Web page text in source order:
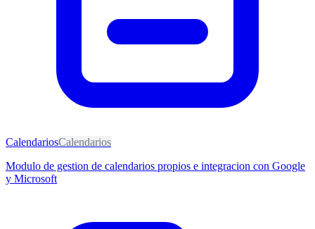
CalendariosCalendarios
Modulo de gestion de calendarios propios e integracion con Google
y Microsoft